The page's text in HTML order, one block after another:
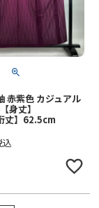
赤紫色 カジュアル
身丈】
丈】62.5cm
込